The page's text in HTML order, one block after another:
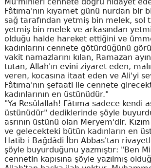
Fâtıma'nın kıyamet günü nurdan bir
sağ tarafından yetmiş bin melek, sol
yetmiş bin melek ve arkasından
olduğu halde hareket ettiğini ve
kadınlarını cennete götürdüğünü
vakit namazlarını kılan, Ramazan
tutan, Allah'ın evini ziyaret eden,
veren, kocasına itaat eden ve Ali'yi
Fâtıma'nın şefaati ile cennete
kadınlarının en üstünüdür."
"Ya Resûlallah! Fâtıma sadece kendi
üstünüdür" dediklerinde şöyle
asrının üstünü olan Meryem'dir.
ve gelecekteki bütün kadınların en
Hatib-i Bağdâdi İbn Abbas'tan
şöyle buyurduğunu yazmıştır: "Ben
cennetin kapısına şöyle yazılmış